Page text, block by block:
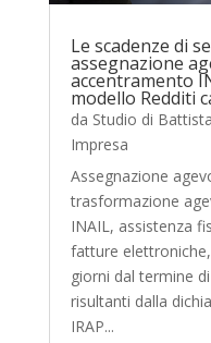
Le scadenze di
assegnazione
accentramento
modello Redditi
da Studio di Battista
Impresa
Assegnazione
trasformazione
INAIL, assistenza
fatture
giorni dal termine
risultanti dalla
IRAP...